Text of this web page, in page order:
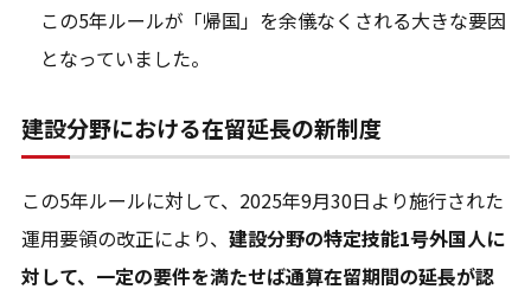
この5年ルールが「帰国」を余儀なくされる大きな要因
となっていました。
建設分野における在留延長の新制度
この5年ルールに対して、2025年9月30日より施行された
運用要領の改正により、 建設分野の特定技能1号外国人に
対して、一定の要件を満たせば通算在留期間の延長が認